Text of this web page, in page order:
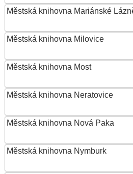
Městská knihovna Mariánské
Městská knihovna Milovice
Městská knihovna Most
Městská knihovna Neratovice
Městská knihovna Nová Paka
Městská knihovna Nymburk